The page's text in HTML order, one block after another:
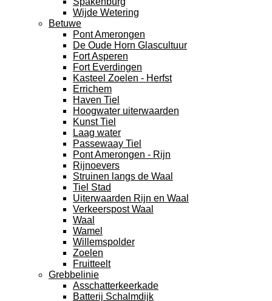
Wijde Wetering
Betuwe
Pont Amerongen
De Oude Horn Glascultuur
Fort Asperen
Fort Everdingen
Kasteel Zoelen - Herfst
Errichem
Haven Tiel
Hoogwater uiterwaarden
Kunst Tiel
Laag water
Passewaay Tiel
Pont Amerongen - Rijn
Rijnoevers
Struinen langs de Waal
Tiel Stad
Uiterwaarden Rijn en Waal
Verkeerspost Waal
Waal
Wamel
Willemspolder
Zoelen
Fruitteelt
Grebbelinie
Asschatterkeerkade
Batterij Schalmdijk